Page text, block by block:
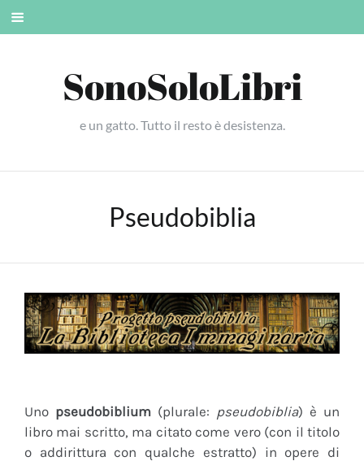
Skip
SonoSoloLibri
e un gatto. Tutto il resto è desistenza.
Pseudobiblia
Uno pseudobiblium (plurale: pseudobiblia) è un
libro mai scritto, ma citato come vero (con il titolo
o addirittura con qualche estratto) in opere di